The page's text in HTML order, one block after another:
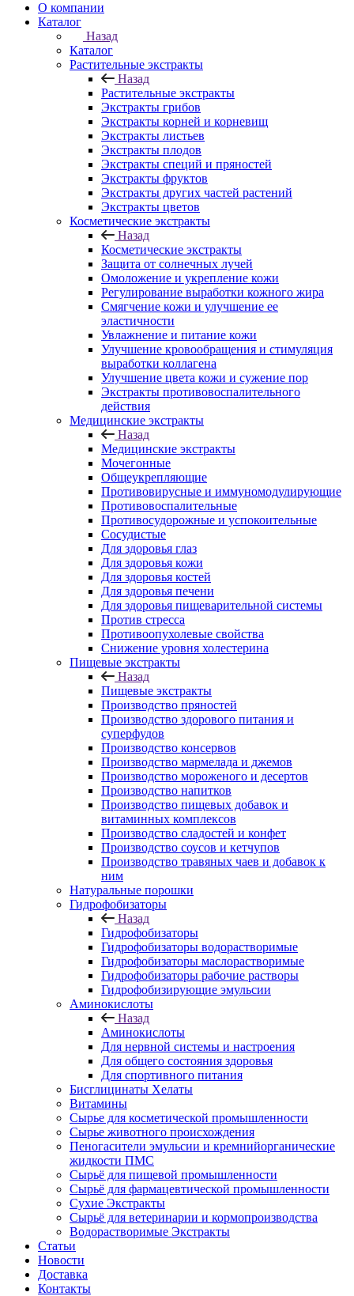
О компании
Каталог
Назад
Каталог
Растительные экстракты
Назад
Растительные экстракты
Экстракты грибов
Экстракты корней и корневищ
Экстракты листьев
Экстракты плодов
Экстракты специй и пряностей
Экстракты фруктов
Экстракты других частей растений
Экстракты цветов
Косметические экстракты
Назад
Косметические экстракты
Защита от солнечных лучей
Омоложение и укрепление кожи
Регулирование выработки кожного жира
Смягчение кожи и улучшение ее
эластичности
Увлажнение и питание кожи
Улучшение кровообращения и стимуляция
выработки коллагена
Улучшение цвета кожи и сужение пор
Экстракты противовоспалительного
действия
Медицинские экстракты
Назад
Медицинские экстракты
Мочегонные
Общеукрепляющие
Противовирусные и иммуномодулирующие
Противовоспалительные
Противосудорожные и успокоительные
Сосудистые
Для здоровья глаз
Для здоровья кожи
Для здоровья костей
Для здоровья печени
Для здоровья пищеварительной системы
Против стресса
Противоопухолевые свойства
Снижение уровня холестерина
Пищевые экстракты
Назад
Пищевые экстракты
Производство пряностей
Производство здорового питания и
суперфудов
Производство консервов
Производство мармелада и джемов
Производство мороженого и десертов
Производство напитков
Производство пищевых добавок и
витаминных комплексов
Производство сладостей и конфет
Производство соусов и кетчупов
Производство травяных чаев и добавок к
ним
Натуральные порошки
Гидрофобизаторы
Назад
Гидрофобизаторы
Гидрофобизаторы водорастворимые
Гидрофобизаторы маслорастворимые
Гидрофобизаторы рабочие растворы
Гидрофобизирующие эмульсии
Аминокислоты
Назад
Аминокислоты
Для нервной системы и настроения
Для общего состояния здоровья
Для спортивного питания
Бисглицинаты Хелаты
Витамины
Сырье для косметической промышленности
Сырье животного происхождения
Пеногасители эмульсии и кремнийорганические
жидкости ПМС
Сырьё для пищевой промышленности
Сырьё для фармацевтической промышленности
Сухие Экстракты
Сырьё для ветеринарии и кормопроизводства
Водорастворимые Экстракты
Статьи
Новости
Доставка
Контакты